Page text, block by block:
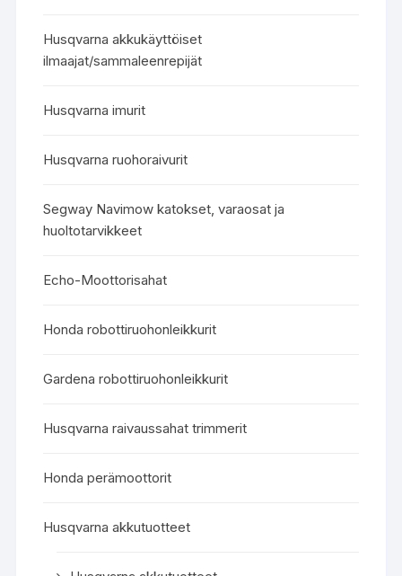
Husqvarna akkukäyttöiset
ilmaajat/sammaleenrepijät
Husqvarna imurit
Husqvarna ruohoraivurit
Segway Navimow katokset, varaosat ja
huoltotarvikkeet
Echo-Moottorisahat
Honda robottiruohonleikkurit
Gardena robottiruohonleikkurit
Husqvarna raivaussahat trimmerit
Honda perämoottorit
Husqvarna akkutuotteet